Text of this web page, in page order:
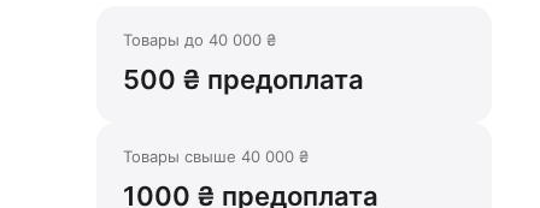
Товары до 40 000 ₴
500 ₴ предоплата
Товары свыше 40 000 ₴
1000 ₴ предоплата